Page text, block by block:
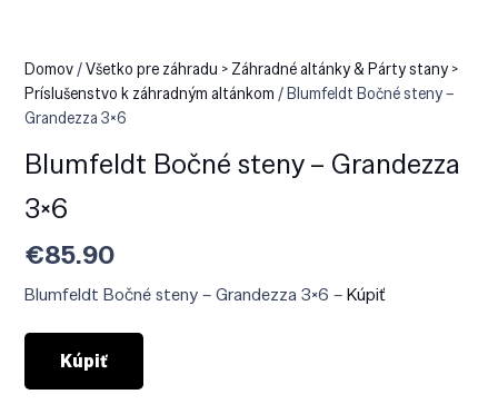
Domov/Všetko pre záhradu > Záhradné altánky & Párty stany >
Príslušenstvo k záhradným altánkom / Blumfeldt Bočné steny –
Grandezza 3×6
Blumfeldt Bočné steny – Grandezza
3×6
€85.90
Blumfeldt Bočné steny – Grandezza 3×6 –Kúpiť
Kúpiť